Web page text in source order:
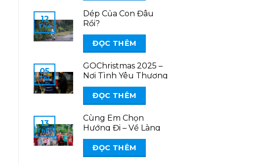
Dép Của Con Đâu
Rồi?
ĐỌC THÊM
12
Th4
GOChristmas 2025 –
Nơi Tình Yêu Thương
Được Chia Sẻ
ĐỌC THÊM
05
Th1
Cùng Em Chọn
Hướng Đi – Về Làng
Người Ca Dong
ĐỌC THÊM
13
Th10